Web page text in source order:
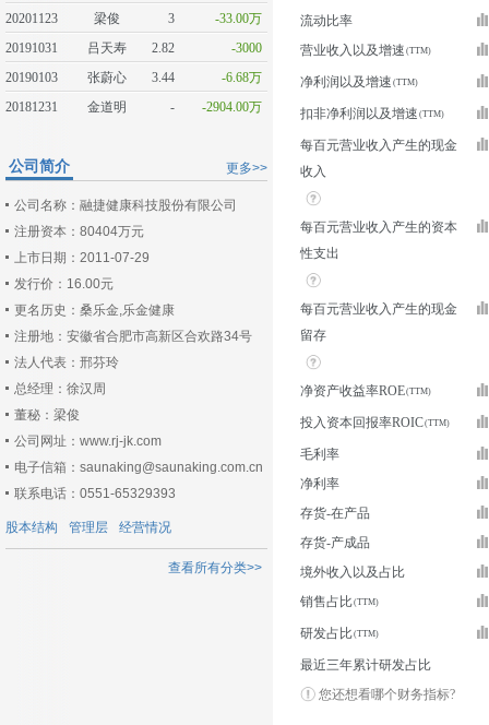
20201123
梁俊 3
-33.00万
20191031
吕天寿 2.82
-3000
20190103
张蔚心 3.44
-6.68万
20181231
金道明 - -2904.00万
更多>>
公司简介
公司名称：融捷健康科技股份有限公司
注册资本：80404万元
上市日期：2011-07-29
发行价：16.00元
更名历史：桑乐金,乐金健康
注册地：安徽省合肥市高新区合欢路34号
法人代表：邢芬玲
总经理：徐汉周
董秘：梁俊
公司网址：www.rj-jk.com
电子信箱：saunaking@saunaking.com.cn
联系电话：0551-65329393
股本结构 管理层 经营情况
查看所有分类>>
流动比率
营业收入以及增速
净利润以及增速
扣非净利润以及增速
每百元营业收入产生的现金
收入
每百元营业收入产生的资本
性支出
每百元营业收入产生的现金
留存
净资产收益率ROE
投入资本回报率ROIC
毛利率
净利率
存货-在产品
存货-产成品
境外收入以及占比
销售占比
研发占比
最近三年累计研发占比
您还想看哪个财务指标?